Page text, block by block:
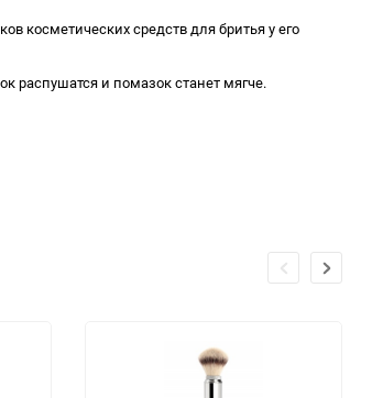
косметических средств для бритья у его
распушатся и помазок станет мягче.